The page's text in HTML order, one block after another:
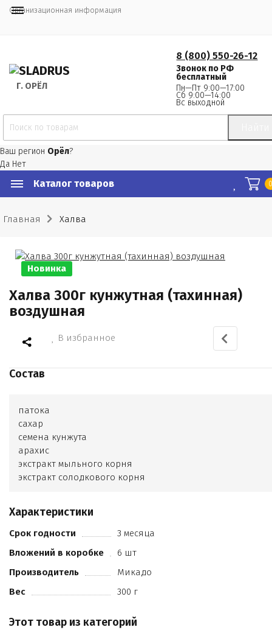
Организационная информация
Г. ОРЁЛ
8 (800) 550-26-12
Звонок по РФ
бесплатный
Пн—Пт 9:00—17:00
Сб 9:00—14:00
Вс выходной
Ваш регион Орёл?
Да Нет
Каталог товаров
Главная Халва
Новинка
Халва 300г кунжутная (тахинная)
воздушная
В избранное
Состав
патока
сахар
семена кунжута
арахис
экстракт мыльного корня
экстракт солодкового корня
Характеристики
Срок годности
3 месяца
Вложений в коробке
6 шт
Производитель
Микадо
Вес
300 г
Этот товар из категорий